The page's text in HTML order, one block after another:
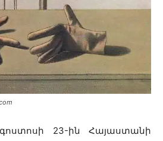
23-ին Հայաստանի